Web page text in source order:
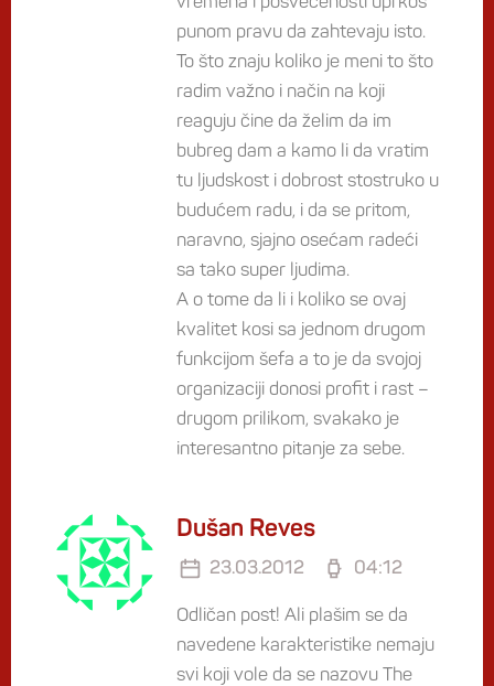
punom pravu da zahtevaju isto.
To što znaju koliko je meni to što
radim važno i način na koji
reaguju čine da želim da im
bubreg dam a kamo li da vratim
tu ljudskost i dobrost stostruko u
budućem radu, i da se pritom,
naravno, sjajno osećam radeći
sa tako super ljudima.
A o tome da li i koliko se ovaj
kvalitet kosi sa jednom drugom
funkcijom šefa a to je da svojoj
organizaciji donosi profit i rast –
drugom prilikom, svakako je
interesantno pitanje za sebe.
Dušan Reves
23.03.2012 04:12
Odličan post! Ali plašim se da
navedene karakteristike nemaju
svi koji vole da se nazovu The